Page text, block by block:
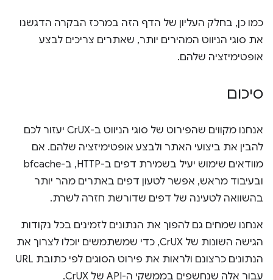
כמו כן, בחלק העליון של הדף הזה במרכז הבקרה הדגשנו
את סוגי הניווט המהירים יותר, שאתרים צריכים לבצע
אופטימיזציה שלהם.
סיכום
אנחנו מקווים שהפירוט של סוגי הניווט ב-CrUX יעזור לכם
להבין את ביצועי האתר ולבצע אופטימיזציה שלהם. אם
מוודאים שימוש יעיל בשמירת דפים ב-HTTP, ב-bfcache
ובעיבוד מראש, אפשר לטעון דפים באתרים מהר יותר
בהשוואה לטעינה של דפים שדורשת חזרה לשרת.
אנחנו שמחים גם להפוך את הנתונים לזמינים בכל נקודות
הגישה השונות של CrUX, כדי שמשתמשים יוכלו לצרוך את
הנתונים כרצונם ולראות את פירוט הסוגים לפי כתובת URL
עבור אלה שנחשפים בממשקי ה-API של CrUX.